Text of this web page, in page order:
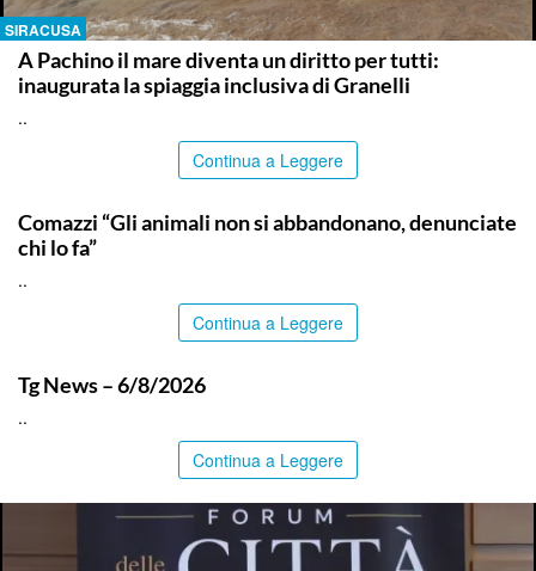
SIRACUSA
A Pachino il mare diventa un diritto per tutti:
inaugurata la spiaggia inclusiva di Granelli
..
Continua a Leggere
Comazzi “Gli animali non si abbandonano, denunciate
chi lo fa”
..
Continua a Leggere
Tg News – 6/8/2026
..
Continua a Leggere